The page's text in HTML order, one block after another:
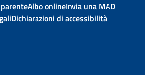
Albo onlineInvia una MAD
Dichiarazioni di accessibilità